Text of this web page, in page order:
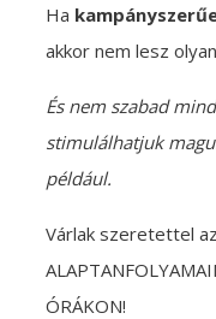
Ha
akkor nem lesz
És nem szabad
stimulálhatjuk
például.
Várlak szeretettel
ÓRÁKON!